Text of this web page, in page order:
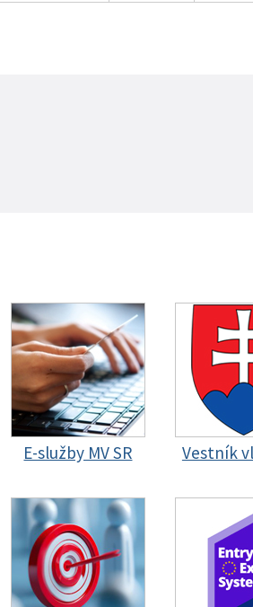
E-služby MV SR Vestník